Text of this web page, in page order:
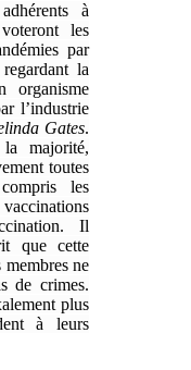
à
les
par
la
organisme
l’industrie
Gates.
majorité,
toutes
les
Il
que cette
ne
de crimes.
plus
à leurs